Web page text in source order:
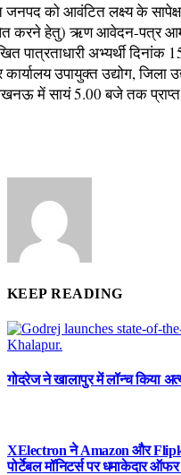
जनपद को आवंटित लक्ष्य के
करने हेतु) ऋण आवेदन-पत्र
पात्रताधारी अभ्यर्थी
उपायुक्त उद्योग, जिला
में सायं 5.00 बजे तक
KEEP READING
गोदरेज ने खालापुर में लॉन्च किया
XElectron ने Amazon और
पोर्टेबल मॉनिटर्स पर धमाकेदार